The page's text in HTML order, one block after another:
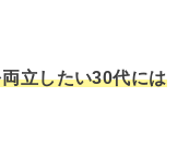
立したい30代には